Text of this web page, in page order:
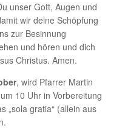
unser Gott, Augen und
wir deine Schöpfung
zur Besinnung
und hören und dich
Christus. Amen.
, wird Pfarrer Martin
10 Uhr in Vorbereitung
„sola gratia“ (allein aus